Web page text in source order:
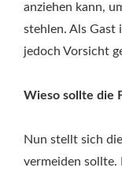
anziehen kann,
stehlen. Als Gast
jedoch Vorsicht
Wieso sollte die
Nun stellt sich
vermeiden sollte.